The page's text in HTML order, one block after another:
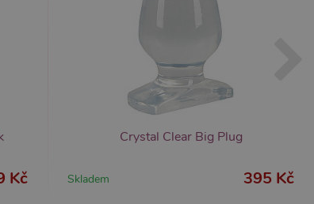
Kč
Crystal Clear Big Plug
Skladem 395 Kč
funkcí
běžněji
k